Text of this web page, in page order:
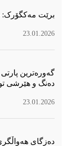
برێت مەکگۆرک:
23.01.2026
گەورەترین
دەنگ و هێرشی
23.01.2026
دەزگای